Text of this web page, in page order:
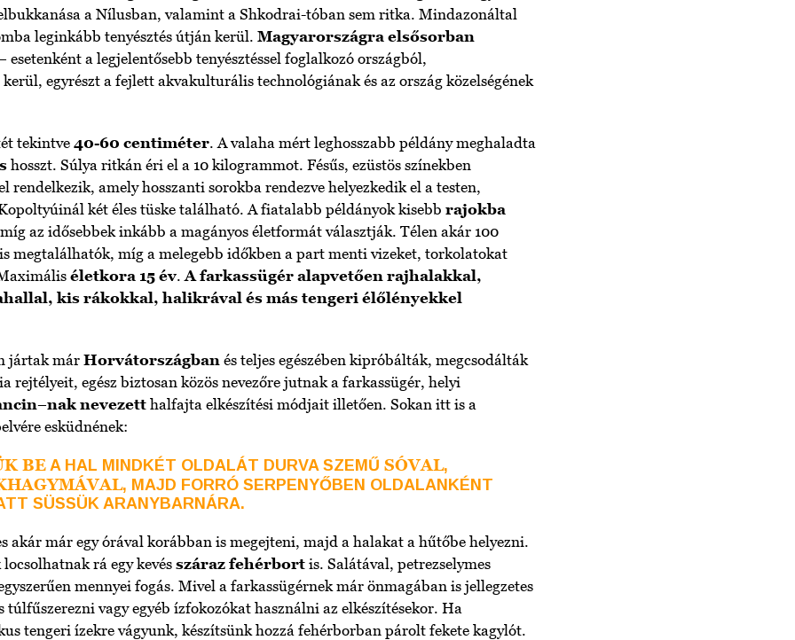
a Nílusban, valamint a Shkodrai-tóban sem ritka. Mindazonáltal
leginkább tenyésztés útján kerül. Magyarországra elsősorban
esetenként a legjelentősebb tenyésztéssel foglalkozó országból,
egyrészt a fejlett akvakulturális technológiának és az ország közelségének
tekintve 40-60 centiméter. A valaha mért leghosszabb példány meghaladta
hosszt. Súlya ritkán éri el a 10 kilogrammot. Fésűs, ezüstös színekben
rendelkezik, amely hosszanti sorokba rendezve helyezkedik el a testen,
két éles tüske található. A fiatalabb példányok kisebb rajokba
az idősebbek inkább a magányos életformát választják. Télen akár 100
megtalálhatók, míg a melegebb időkben a part menti vizeket, torkolatokat
életkora 15 év. A farkassügér alapvetően rajhalakkal,
kis rákokkal, halikrával és más tengeri élőlényekkel
jártak már Horvátországban és teljes egészében kipróbálták, megcsodálták
rejtélyeit, egész biztosan közös nevezőre jutnak a farkassügér, helyi
–nak nevezett halfajta elkészítési módjait illetően. Sokan itt is a
esküdnének:
BE A HAL MINDKÉT OLDALÁT DURVA SZEMŰ SÓVAL,
, MAJD FORRÓ SERPENYŐBEN OLDALANKÉNT
SÜSSÜK ARANYBARNÁRA.
akár már egy órával korábban is megejteni, majd a halakat a hűtőbe helyezni.
rá egy kevés száraz fehérbort is. Salátával, petrezselymes
mennyei fogás. Mivel a farkassügérnek már önmagában is jellegzetes
túlfűszerezni vagy egyéb ízfokozókat használni az elkészítésekor. Ha
tengeri ízekre vágyunk, készítsünk hozzá fehérborban párolt fekete kagylót.